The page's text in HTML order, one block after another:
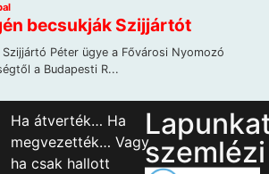
Ha átverték… Ha
megvezették… Vagy
ha csak hallott
szemlézi